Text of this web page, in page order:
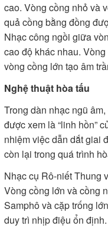
cao. Vòng cồng nhỏ và
quả cồng bằng đồng
Nhạc công ngồi giữa
cao độ khác nhau.
vòng cồng lớn tạo âm
Nghệ thuật hòa tấu
Trong dàn nhạc ngũ
được xem là “linh hồn”
nhiệm việc dẫn dắt giai
còn lại trong quá trình
Nhạc cụ Rô-niết Thung
Vòng cồng lớn và cồng
Samphô và cặp trống
duy trì nhịp điệu ổn định.